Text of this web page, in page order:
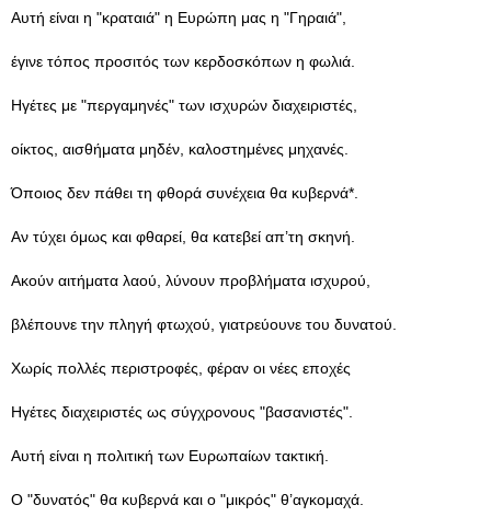
Αυτή είναι η "κραταιά" η Ευρώπη μας η "Γηραιά",
έγινε τόπος προσιτός των κερδοσκόπων η φωλιά.
Ηγέτες με "περγαμηνές" των ισχυρών διαχειριστές,
οίκτος, αισθήματα μηδέν, καλοστημένες μηχανές.
Όποιος δεν πάθει τη φθορά συνέχεια θα κυβερνά*.
Αν τύχει όμως και φθαρεί, θα κατεβεί απ’τη σκηνή.
Ακούν αιτήματα λαού, λύνουν προβλήματα ισχυρού,
βλέπουνε την πληγή φτωχού, γιατρεύουνε του δυνατού.
Χωρίς πολλές περιστροφές, φέραν οι νέες εποχές
Ηγέτες διαχειριστές ως σύγχρονους "βασανιστές".
Αυτή είναι η πολιτική των Ευρωπαίων τακτική.
Ο "δυνατός" θα κυβερνά και ο "μικρός" θ’αγκομαχά.